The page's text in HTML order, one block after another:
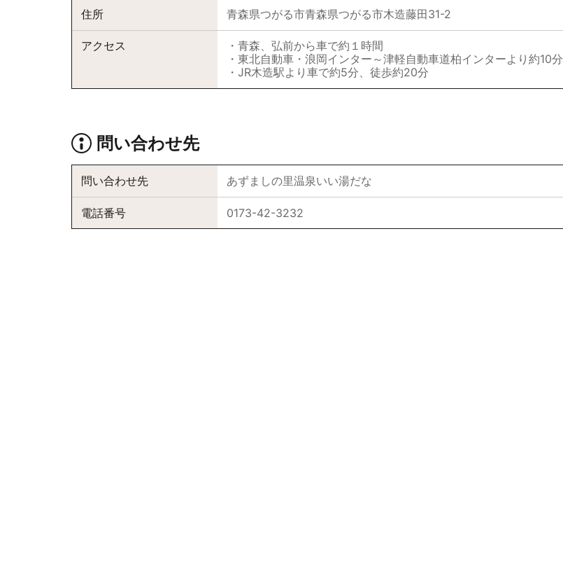
住所 青森県つがる市青森県つがる市木造藤田31-2
アクセス
・青森、弘前から車で約１時間
・東北自動車・浪岡インター～津軽自動車道柏インターより約10分
・JR木造駅より車で約5分、徒歩約20分
問い合わせ先
問い合わせ先 あずましの里温泉いい湯だな
電話番号 0173-42-3232